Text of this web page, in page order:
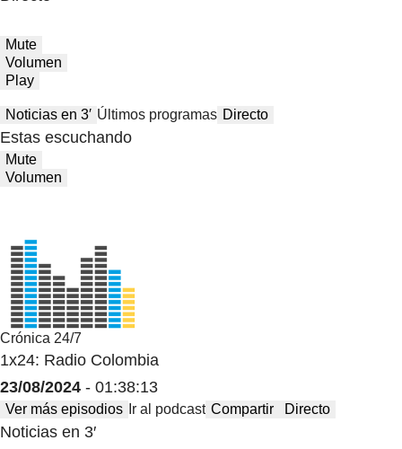
Mute
Volumen
Play
Noticias en 3′ Últimos programas Directo
Estas escuchando
Mute
Volumen
Crónica 24/7
1x24: Radio Colombia
23/08/2024 - 01:38:13
Ver más episodios Ir al podcast Compartir Directo
Noticias en 3′